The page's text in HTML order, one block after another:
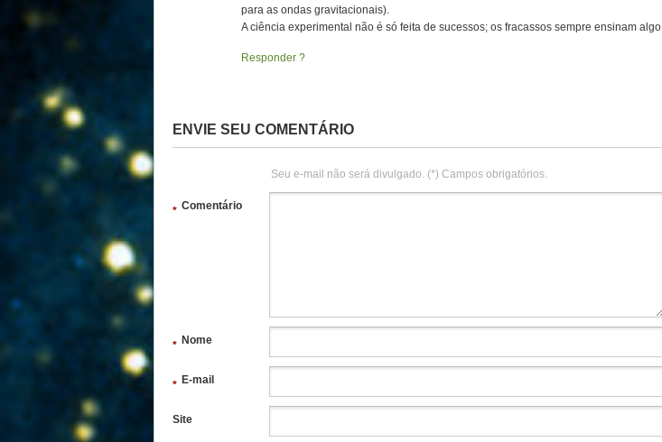
para as ondas gravitacionais).
A ciência experimental não é só feita de sucessos; os fracassos sempre ensinam algo
Responder
ENVIE SEU COMENTÁRIO
Seu e-mail não será divulgado. (*) Campos obrigatórios.
Comentário
*
Nome
*
E-mail
*
Site